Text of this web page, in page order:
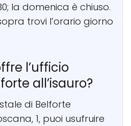
la domenica è chiuso.
trovi l’orario giorno
l’ufficio
all’isauro?
di Belforte
1, puoi usufruire